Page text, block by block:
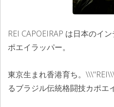
REI CAPOEIRAP は日本のイ
ポエイラッパー。
東京生まれ香港育ち。
るブラジル伝統格闘技カポエ